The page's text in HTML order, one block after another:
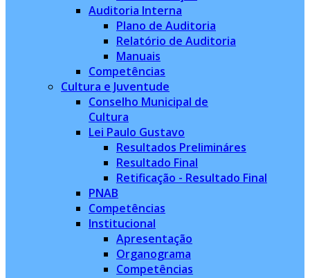
Auditoria Interna
Plano de Auditoria
Relatório de Auditoria
Manuais
Competências
Cultura e Juventude
Conselho Municipal de
Cultura
Lei Paulo Gustavo
Resultados Prelimináres
Resultado Final
Retificação - Resultado Final
PNAB
Competências
Institucional
Apresentação
Organograma
Competências